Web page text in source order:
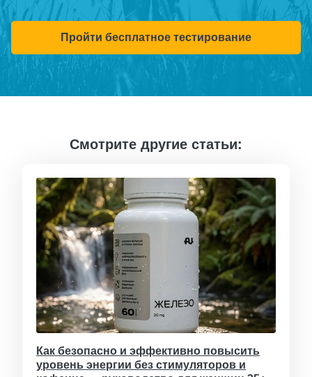
Пройти бесплатное тестирование
Смотрите другие статьи:
Как безопасно и эффективно повысить
уровень энергии без стимуляторов и